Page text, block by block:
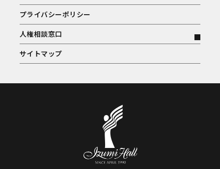
プライバシーポリシー
人権相談窓口
サイトマップ